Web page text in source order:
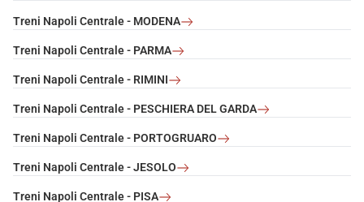
Treni Napoli Centrale - MODENA
Treni Napoli Centrale - PARMA
Treni Napoli Centrale - RIMINI
Treni Napoli Centrale - PESCHIERA DEL GARDA
Treni Napoli Centrale - PORTOGRUARO
Treni Napoli Centrale - JESOLO
Treni Napoli Centrale - PISA